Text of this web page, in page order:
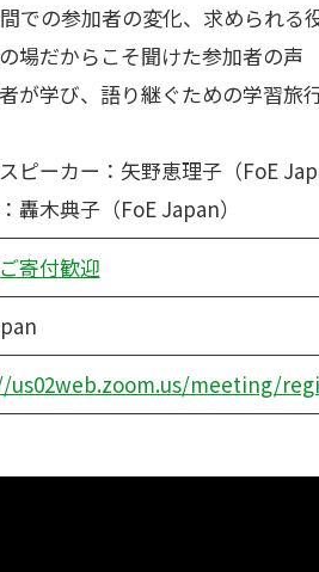
間での参加者の変化、求められる
場だからこそ聞けた参加者の声
が学び、語り継ぐための学習旅
ピーカー：矢野恵理子（FoE
轟木典子（FoE Japan）
寄付歓迎
meeting/